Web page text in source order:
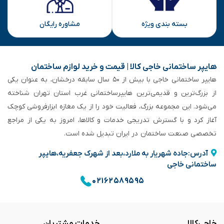
بسته بندی ویژه مشاوره رایگان
هایپر ساختمانی خاجی‌ کالا | قیمت و خرید لوازم ساختمان
هایپر ساختمانی خاجی‌ با بیش از ۵۰ سال سابقه‌ درخشان، به عنوان یکی
از بزرگ‌ترین و قدیمی‌ترین هایپرساختمانی‌ غرب استان تهران شناخته
می‌شود. این مجموعه بزرگ، فعالیت خود را از یک مغازه ابزارفروشی کوچک
آغاز کرد و با گسترش تدریجی خدمات و کالاها، امروز به یکی از مراجع
تخصصی صنعت ساختمان در ایران تبدیل شده است.
آدرس:جاده شهریار به ملارد،بعد از شهرک جعفریه،هایپر
ساختمانی خاجی
۰۲۱۶۲۵۸۹۵۹۵